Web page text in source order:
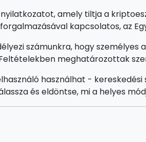
amely tiltja a
kapcsolatos, az
számunkra, hogy
meghatározottak
használhat -
és eldöntse, mi a helyes